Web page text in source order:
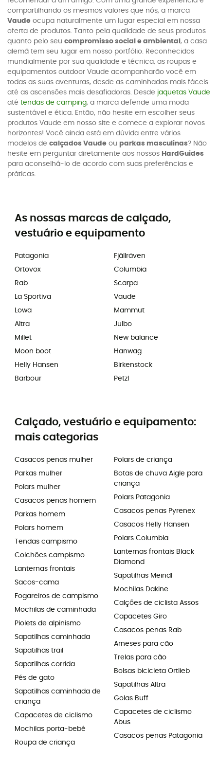
compartilhando os mesmos valores que nós, a marca
Vaude ocupa naturalmente um lugar especial em nossa
oferta de produtos. Tanto pela qualidade de seus produtos
quanto pelo seu compromisso social e ambiental , a casa
alemã tem seu lugar em nosso portfólio. Reconhecidos
mundialmente por sua qualidade e técnica, as roupas e
equipamentos outdoor Vaude acompanharão você em
todas as suas aventuras, desde as caminhadas mais fáceis
até as ascensões mais desafiadoras. Desde jaquetas Vaude
até tendas de camping, a marca defende uma moda
sustentável e ética. Então, não hesite em escolher seus
produtos Vaude em nosso site e comece a explorar novos
horizontes! Você ainda está em dúvida entre vários
modelos de calçados Vaude ou parkas masculinas? Não
hesite em perguntar diretamente aos nossos HardGuides
para aconselhá-lo de acordo com suas preferências e
práticas.
As nossas marcas de calçado,
vestuário e equipamento
Patagonia
Ortovox
Rab
La Sportiva
Lowa
Altra
Millet
Moon boot
Helly Hansen
Barbour
Fjällräven
Columbia
Scarpa
Vaude
Mammut
Julbo
New balance
Hanwag
Birkenstock
Petzl
Calçado, vestuário e equipamento:
mais categorias
Casacos penas mulher
Parkas mulher
Polars mulher
Casacos penas homem
Parkas homem
Polars homem
Tendas campismo
Colchões campismo
Lanternas frontais
Sacos-cama
Fogareiros de campismo
Mochilas de caminhada
Piolets de alpinismo
Sapatilhas caminhada
Sapatilhas trail
Sapatilhas corrida
Pés de gato
Sapatilhas caminhada de
criança
Capacetes de ciclismo
Mochilas porta-bebé
Roupa de criança
Polars de criança
Botas de chuva Aigle para
criança
Polars Patagonia
Casacos penas Pyrenex
Casacos Helly Hansen
Polars Columbia
Lanternas frontais Black
Diamond
Sapatilhas Meindl
Mochilas Dakine
Calções de ciclista Assos
Capacetes Giro
Casacos penas Rab
Arneses para cão
Trelas para cão
Bolsas bicicleta Ortlieb
Sapatilhas Altra
Golas Buff
Capacetes de ciclismo
Abus
Casacos penas Patagonia